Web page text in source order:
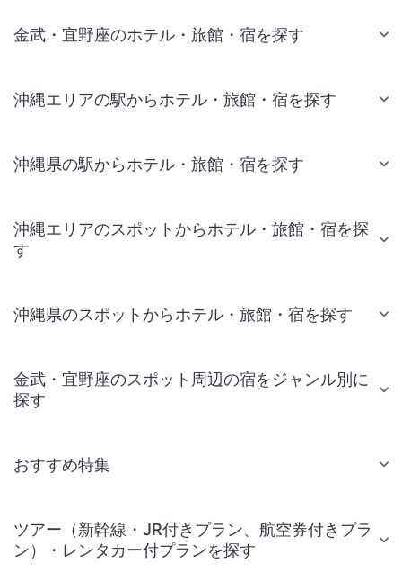
金武・宜野座のホテル・旅館・宿を探す
沖縄エリアの駅からホテル・旅館・宿を探す
沖縄県の駅からホテル・旅館・宿を探す
沖縄エリアのスポットからホテル・旅館・宿を探
す
沖縄県のスポットからホテル・旅館・宿を探す
金武・宜野座のスポット周辺の宿をジャンル別に
探す
おすすめ特集
ツアー（新幹線・JR付きプラン、航空券付きプラ
ン）・レンタカー付プランを探す